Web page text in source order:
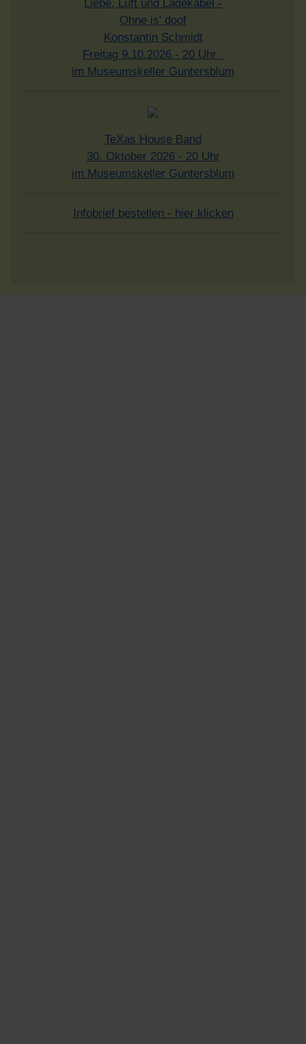
Liebe, Luft und Ladekabel -
Ohne is' doof
Konstantin Schmidt
Freitag 9.10.2026 - 20 Uhr
im Museumskeller Guntersblum
TeXas House Band
30. Oktober 2026 - 20 Uhr
im Museumskeller Guntersblum
Infobrief bestellen - hier klicken